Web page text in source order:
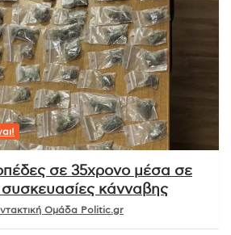
σε 35χρονο μέσα σε
συσκευασίες κάνναβης
Ομάδα Politic.gr